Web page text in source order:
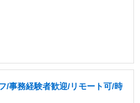
/事務経験者歓迎/リモート可/時